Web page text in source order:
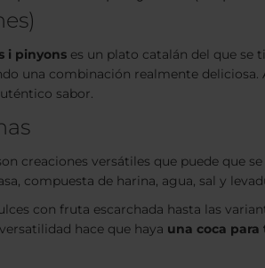
i pinyons es un plato catalán del que se
una combinación realmente
sabor.
creaciones versátiles que puede que
compuesta de harina, agua, sal y
con fruta escarchada hasta las
hace que haya una coca para